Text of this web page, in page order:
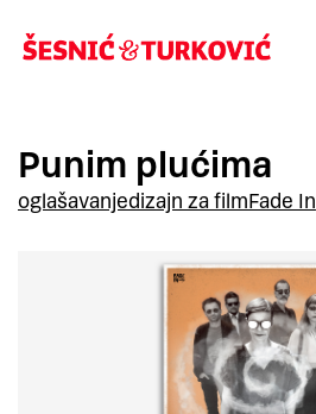
Punim plućima
oglašavanjedizajn za filmFade In